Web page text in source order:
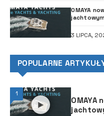
OMAYA
3 LIPCA,
POPULARNE
1
OMAYA